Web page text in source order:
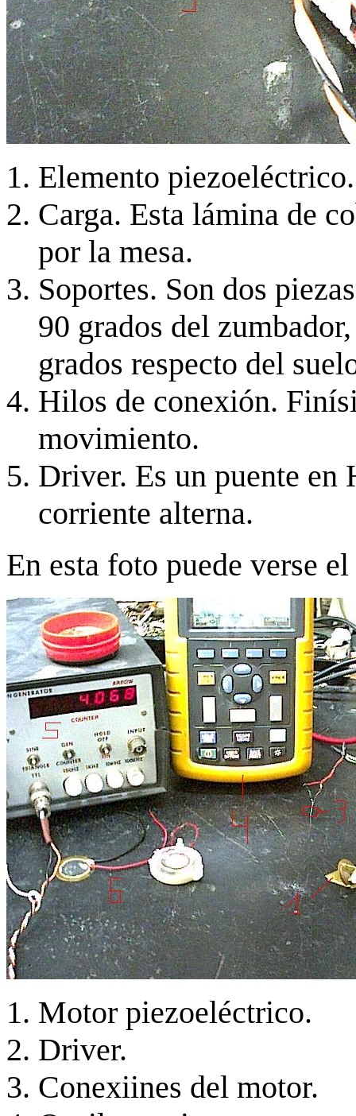
Elemento
Carga. Esta lámina de
por la mesa.
Soportes. Son dos
90 grados del
grados respecto del
Hilos de conexión.
movimiento.
Driver. Es un puente en
corriente alterna.
En esta foto puede verse
Motor piezoeléctrico.
Driver.
Conexiines del motor.